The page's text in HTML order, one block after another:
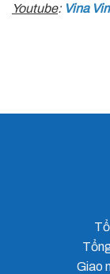
Youtube: Vina
TIGER X6 BỘ NGUỒN DC-24V TÍCH HỢP KẾT NỐI INTERNET ĐIỀU KHIỂN CỬA
Giao